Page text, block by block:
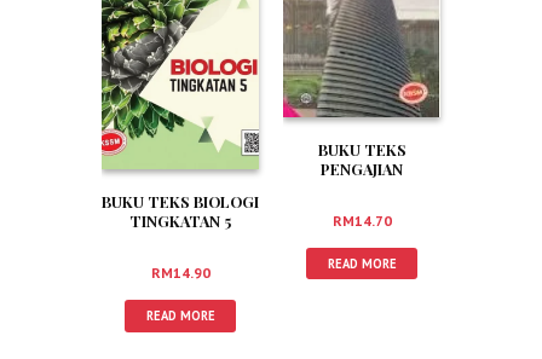
BUKU TEKS BIOLOGI
TINGKATAN 5
RM14.90
READ MORE
BUKU TEKS
PENGAJIAN
RM14.70
READ MORE